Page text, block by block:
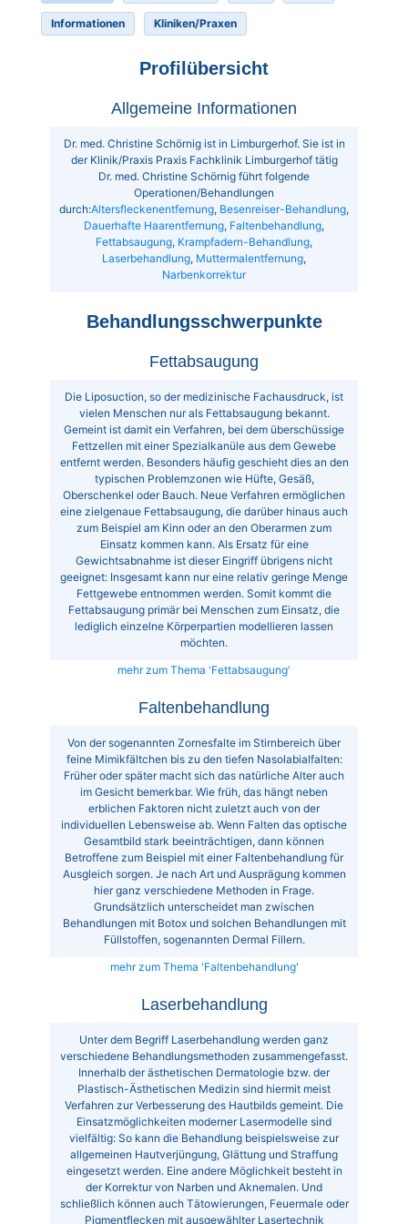
Informationen Kliniken/Praxen
Profilübersicht
Allgemeine Informationen
Dr. med. Christine Schörnig ist in Limburgerhof. Sie ist in
der Klinik/Praxis Praxis Fachklinik Limburgerhof tätig
Dr. med. Christine Schörnig führt folgende
Operationen/Behandlungen
durch:Altersfleckenentfernung, Besenreiser-Behandlung,
Dauerhafte Haarentfernung, Faltenbehandlung,
Fettabsaugung, Krampfadern-Behandlung,
Laserbehandlung, Muttermalentfernung,
Narbenkorrektur
Behandlungsschwerpunkte
Fettabsaugung
Die Liposuction, so der medizinische Fachausdruck, ist
vielen Menschen nur als Fettabsaugung bekannt.
Gemeint ist damit ein Verfahren, bei dem überschüssige
Fettzellen mit einer Spezialkanüle aus dem Gewebe
entfernt werden. Besonders häufig geschieht dies an den
typischen Problemzonen wie Hüfte, Gesäß,
Oberschenkel oder Bauch. Neue Verfahren ermöglichen
eine zielgenaue Fettabsaugung, die darüber hinaus auch
zum Beispiel am Kinn oder an den Oberarmen zum
Einsatz kommen kann. Als Ersatz für eine
Gewichtsabnahme ist dieser Eingriff übrigens nicht
geeignet: Insgesamt kann nur eine relativ geringe Menge
Fettgewebe entnommen werden. Somit kommt die
Fettabsaugung primär bei Menschen zum Einsatz, die
lediglich einzelne Körperpartien modellieren lassen
möchten.
mehr zum Thema 'Fettabsaugung'
Faltenbehandlung
Von der sogenannten Zornesfalte im Stirnbereich über
feine Mimikfältchen bis zu den tiefen Nasolabialfalten:
Früher oder später macht sich das natürliche Alter auch
im Gesicht bemerkbar. Wie früh, das hängt neben
erblichen Faktoren nicht zuletzt auch von der
individuellen Lebensweise ab. Wenn Falten das optische
Gesamtbild stark beeinträchtigen, dann können
Betroffene zum Beispiel mit einer Faltenbehandlung für
Ausgleich sorgen. Je nach Art und Ausprägung kommen
hier ganz verschiedene Methoden in Frage.
Grundsätzlich unterscheidet man zwischen
Behandlungen mit Botox und solchen Behandlungen mit
Füllstoffen, sogenannten Dermal Fillern.
mehr zum Thema 'Faltenbehandlung'
Laserbehandlung
Unter dem Begriff Laserbehandlung werden ganz
verschiedene Behandlungsmethoden zusammengefasst.
Innerhalb der ästhetischen Dermatologie bzw. der
Plastisch-Ästhetischen Medizin sind hiermit meist
Verfahren zur Verbesserung des Hautbilds gemeint. Die
Einsatzmöglichkeiten moderner Lasermodelle sind
vielfältig: So kann die Behandlung beispielsweise zur
allgemeinen Hautverjüngung, Glättung und Straffung
eingesetzt werden. Eine andere Möglichkeit besteht in
der Korrektur von Narben und Aknemalen. Und
schließlich können auch Tätowierungen, Feuermale oder
Pigmentflecken mit ausgewählter Lasertechnik